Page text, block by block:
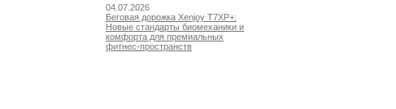
04.07.2026
Беговая дорожка Xenjoy T7XP+:
Новые стандарты биомеханики и
комфорта для премиальных
фитнес-пространств